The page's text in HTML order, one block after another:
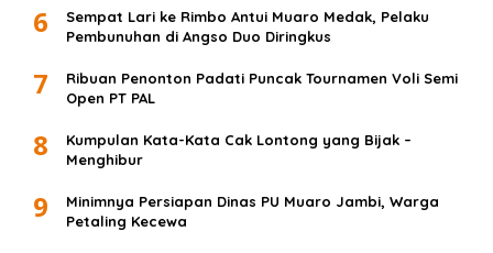
6
Sempat Lari ke Rimbo Antui Muaro Medak, Pelaku
Pembunuhan di Angso Duo Diringkus
7
Ribuan Penonton Padati Puncak Tournamen Voli Semi
Open PT PAL
8
Kumpulan Kata-Kata Cak Lontong yang Bijak –
Menghibur
9
Minimnya Persiapan Dinas PU Muaro Jambi, Warga
Petaling Kecewa